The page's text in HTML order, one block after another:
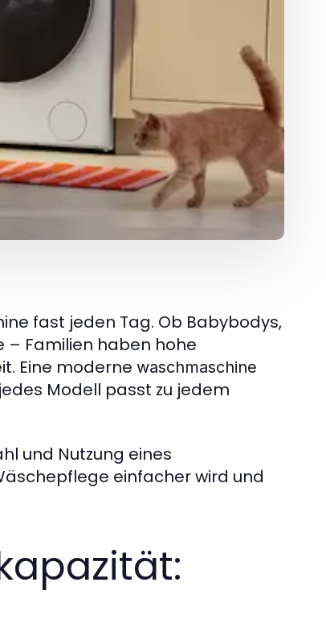
fast jeden Tag. Ob Babybodys,
– Familien haben hohe
Eine moderne waschmaschine
Modell passt zu jedem
und Nutzung eines
einfacher wird und